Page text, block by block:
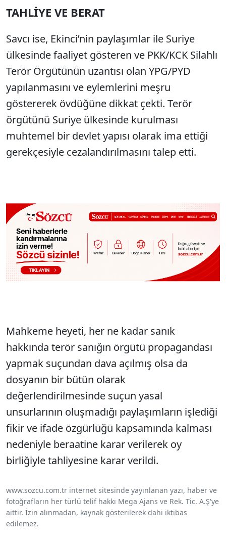
TAHLİYE VE BERAT
Savcı ise, Ekinci’nin paylaşımlar ile Suriye
ülkesinde faaliyet gösteren ve PKK/KCK Silahlı
Terör Örgütünün uzantısı olan YPG/PYD
yapılanmasını ve eylemlerini meşru
göstererek övdüğüne dikkat çekti. Terör
örgütünü Suriye ülkesinde kurulması
muhtemel bir devlet yapısı olarak ima ettiği
gerekçesiyle cezalandırılmasını talep etti.
Mahkeme heyeti, her ne kadar sanık
hakkında terör sanığın örgütü propagandası
yapmak suçundan dava açılmış olsa da
dosyanın bir bütün olarak
değerlendirilmesinde suçun yasal
unsurlarının oluşmadığı paylaşımların işlediği
fikir ve ifade özgürlüğü kapsamında kalması
nedeniyle beraatine karar verilerek oy
birliğiyle tahliyesine karar verildi.
www.sozcu.com.tr internet sitesinde yayınlanan yazı, haber ve
fotoğrafların her türlü telif hakkı Mega Ajans ve Rek. Tic. A.Ş'ye
aittir. İzin alınmadan, kaynak gösterilerek dahi iktibas
edilemez.